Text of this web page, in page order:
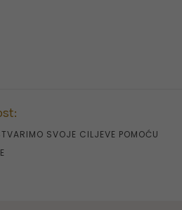
SVOJE CILJEVE POMOĆU